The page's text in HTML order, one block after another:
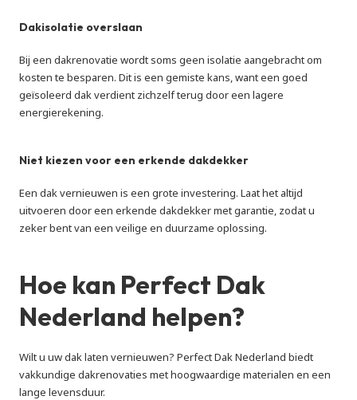
Dakisolatie overslaan
Bij een dakrenovatie wordt soms geen isolatie aangebracht om
kosten te besparen. Dit is een gemiste kans, want een goed
geïsoleerd dak verdient zichzelf terug door een lagere
energierekening.
Niet kiezen voor een erkende dakdekker
Een dak vernieuwen is een grote investering. Laat het altijd
uitvoeren door een erkende dakdekker met garantie, zodat u
zeker bent van een veilige en duurzame oplossing.
Hoe kan Perfect Dak
Nederland helpen?
Wilt u uw dak laten vernieuwen? Perfect Dak Nederland biedt
vakkundige dakrenovaties met hoogwaardige materialen en een
lange levensduur.